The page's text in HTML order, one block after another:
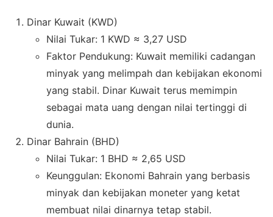
Dinar Kuwait (KWD)
Nilai Tukar: 1 KWD ≈ 3,27 USD
Faktor Pendukung: Kuwait memiliki cadangan
minyak yang melimpah dan kebijakan ekonomi
yang stabil. Dinar Kuwait terus memimpin
sebagai mata uang dengan nilai tertinggi di
dunia.
Dinar Bahrain (BHD)
Nilai Tukar: 1 BHD ≈ 2,65 USD
Keunggulan: Ekonomi Bahrain yang berbasis
minyak dan kebijakan moneter yang ketat
membuat nilai dinarnya tetap stabil.